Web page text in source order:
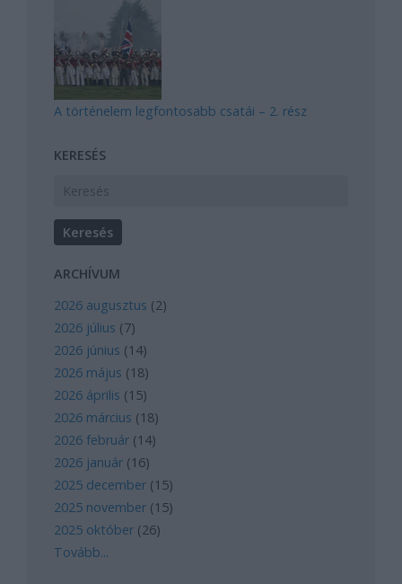
A történelem legfontosabb csatái – 2. rész
KERESÉS
ARCHÍVUM
2026 augusztus (2)
2026 július (7)
2026 június (14)
2026 május (18)
2026 április (15)
2026 március (18)
2026 február (14)
2026 január (16)
2025 december (15)
2025 november (15)
2025 október (26)
Tovább...